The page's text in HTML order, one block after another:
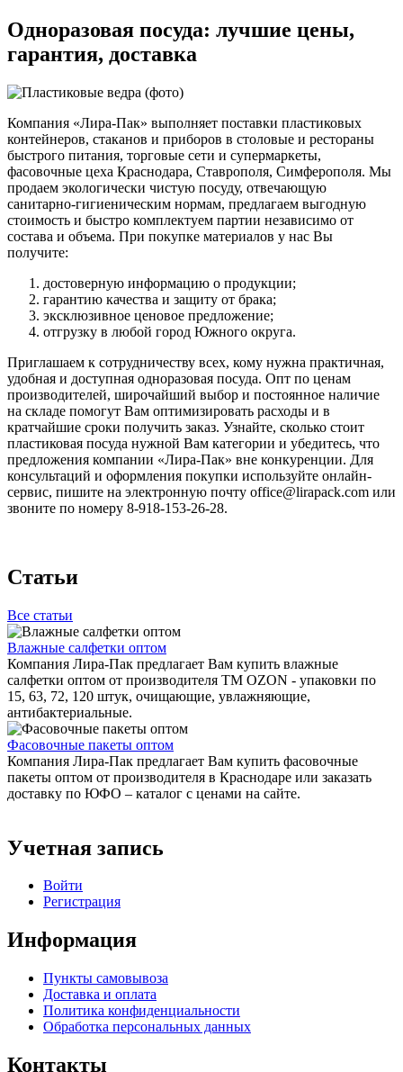
Одноразовая посуда: лучшие цены,
гарантия, доставка
Компания «Лира-Пак» выполняет поставки пластиковых
контейнеров, стаканов и приборов в столовые и рестораны
быстрого питания, торговые сети и супермаркеты,
фасовочные цеха Краснодара, Ставрополя, Симферополя. Мы
продаем экологически чистую посуду, отвечающую
санитарно-гигиеническим нормам, предлагаем выгодную
стоимость и быстро комплектуем партии независимо от
состава и объема. При покупке материалов у нас Вы
получите:
достоверную информацию о продукции;
гарантию качества и защиту от брака;
эксклюзивное ценовое предложение;
отгрузку в любой город Южного округа.
Приглашаем к сотрудничеству всех, кому нужна практичная,
удобная и доступная одноразовая посуда. Опт по ценам
производителей, широчайший выбор и постоянное наличие
на складе помогут Вам оптимизировать расходы и в
кратчайшие сроки получить заказ. Узнайте, сколько стоит
пластиковая посуда нужной Вам категории и убедитесь, что
предложения компании «Лира-Пак» вне конкуренции. Для
консультаций и оформления покупки используйте онлайн-
сервис, пишите на электронную почту office@lirapack.com или
звоните по номеру 8-918-153-26-28.
Статьи
Все статьи
Влажные салфетки оптом
Компания Лира-Пак предлагает Вам купить влажные
салфетки оптом от производителя ТМ OZON - упаковки по
15, 63, 72, 120 штук, очищающие, увлажняющие,
антибактериальные.
Фасовочные пакеты оптом
Компания Лира-Пак предлагает Вам купить фасовочные
пакеты оптом от производителя в Краснодаре или заказать
доставку по ЮФО – каталог с ценами на сайте.
Учетная запись
Войти
Регистрация
Информация
Пункты самовывоза
Доставка и оплата
Политика конфиденциальности
Обработка персональных данных
Контакты